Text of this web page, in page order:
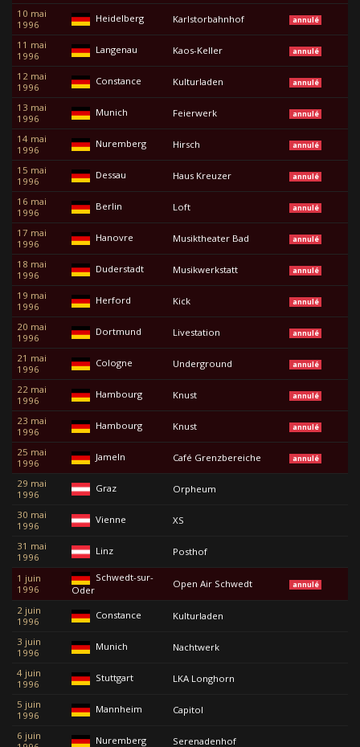
10 mai
1996
Heidelberg Karlstorbahnhof annulé
11 mai
1996
Langenau Kaos-Keller annulé
12 mai
1996
Constance Kulturladen annulé
13 mai
1996
Munich Feierwerk annulé
14 mai
1996
Nuremberg Hirsch annulé
15 mai
1996
Dessau Haus Kreuzer annulé
16 mai
1996
Berlin Loft annulé
17 mai
1996
Hanovre Musiktheater Bad annulé
18 mai
1996
Duderstadt Musikwerkstatt annulé
19 mai
1996
Herford Kick annulé
20 mai
1996
Dortmund Livestation annulé
21 mai
1996
Cologne Underground annulé
22 mai
1996
Hambourg Knust annulé
23 mai
1996
Hambourg Knust annulé
25 mai
1996
Jameln Café Grenzbereiche annulé
29 mai
1996
Graz Orpheum
30 mai
1996
Vienne XS
31 mai
1996
Linz Posthof
1 juin
1996
Schwedt-sur-
Oder
Open Air Schwedt annulé
2 juin
1996
Constance Kulturladen
3 juin
1996
Munich Nachtwerk
4 juin
1996
Stuttgart LKA Longhorn
5 juin
1996
Mannheim Capitol
6 juin
Nuremberg Serenadenhof